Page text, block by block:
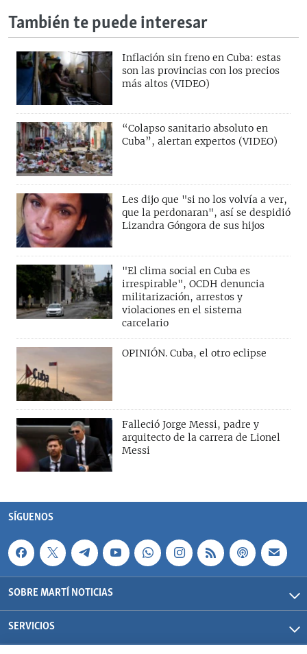
También te puede interesar
Inflación sin freno en Cuba: estas
son las provincias con los precios
más altos (VIDEO)
“Colapso sanitario absoluto en
Cuba”, alertan expertos (VIDEO)
Les dijo que "si no los volvía a ver,
que la perdonaran", así se despidió
Lizandra Góngora de sus hijos
"El clima social en Cuba es
irrespirable", OCDH denuncia
militarización, arrestos y
violaciones en el sistema
carcelario
OPINIÓN. Cuba, el otro eclipse
Falleció Jorge Messi, padre y
arquitecto de la carrera de Lionel
Messi
SÍGUENOS
SOBRE MARTÍ NOTICIAS
SERVICIOS